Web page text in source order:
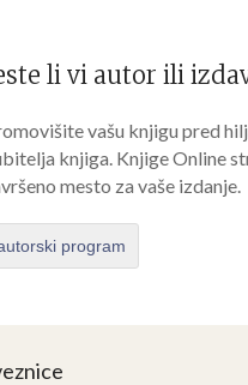
li vi autor ili
vašu knjigu pred
knjiga. Knjige Online
mesto za vaše izdanje.
program